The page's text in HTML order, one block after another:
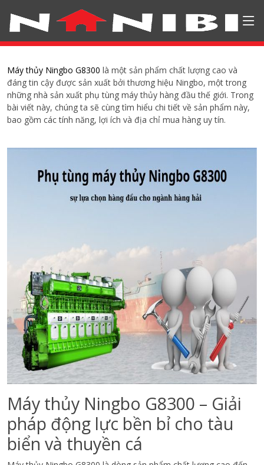
Máy thủy Ningbo G8300 là một sản phẩm chất lượng cao và
đáng tin cậy được sản xuất bởi thương hiệu Ningbo, một trong
những nhà sản xuất phụ tùng máy thủy hàng đầu thế giới. Trong
bài viết này, chúng ta sẽ cùng tìm hiểu chi tiết về sản phẩm này,
bao gồm các tính năng, lợi ích và địa chỉ mua hàng uy tín.
Máy thủy Ningbo G8300 – Giải
pháp động lực bền bỉ cho tàu
biển và thuyền cá